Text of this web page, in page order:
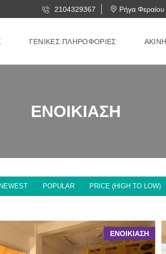
2104329367 Ρήγα Φεραίου
ΓΕΝΙΚΕΣ ΠΛΗΡΟΦΟΡΙΕΣ
ΕΝΟΙΚΙΑΣΗ
NEWEST POPULAR PRICE (HIGH TO LOW)
ΕΝΟΙΚΙΑΣΗ